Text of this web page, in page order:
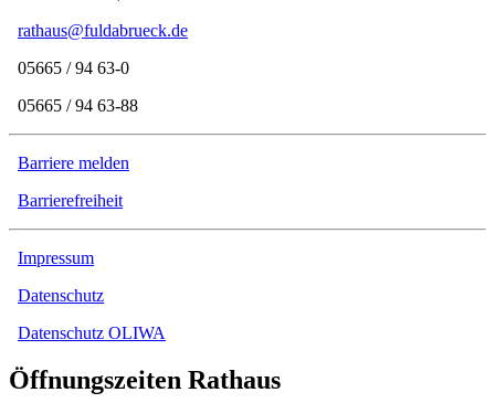
rathaus@fuldabrueck.de
05665 / 94 63-0
05665 / 94 63-88
Barriere melden
Barrierefreiheit
Impressum
Datenschutz
Datenschutz OLIWA
Öffnungszeiten Rathaus